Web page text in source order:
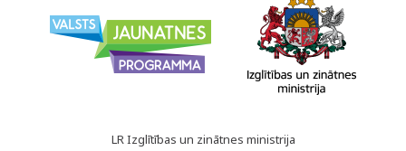
LR Izglītības un zinātnes ministrija